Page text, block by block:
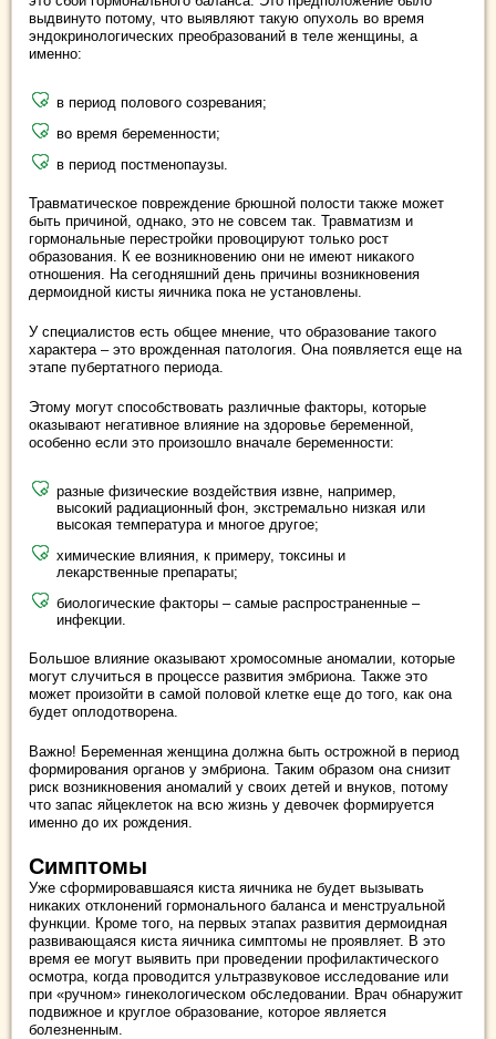
выдвинуто потому, что выявляют такую опухоль во время
эндокринологических преобразований в теле женщины, а
именно:
в период полового созревания;
во время беременности;
в период постменопаузы.
Травматическое повреждение брюшной полости также может
быть причиной, однако, это не совсем так. Травматизм и
гормональные перестройки провоцируют только рост
образования. К ее возникновению они не имеют никакого
отношения. На сегодняшний день причины возникновения
дермоидной кисты яичника пока не установлены.
У специалистов есть общее мнение, что образование такого
характера ‒ это врожденная патология. Она появляется еще на
этапе пубертатного периода.
Этому могут способствовать различные факторы, которые
оказывают негативное влияние на здоровье беременной,
особенно если это произошло вначале беременности:
разные физические воздействия извне, например,
высокий радиационный фон, экстремально низкая или
высокая температура и многое другое;
химические влияния, к примеру, токсины и
лекарственные препараты;
биологические факторы – самые распространенные –
инфекции.
Большое влияние оказывают хромосомные аномалии, которые
могут случиться в процессе развития эмбриона. Также это
может произойти в самой половой клетке еще до того, как она
будет оплодотворена.
Важно! Беременная женщина должна быть острожной в период
формирования органов у эмбриона. Таким образом она снизит
риск возникновения аномалий у своих детей и внуков, потому
что запас яйцеклеток на всю жизнь у девочек формируется
именно до их рождения.
Симптомы
Уже сформировавшаяся киста яичника не будет вызывать
никаких отклонений гормонального баланса и менструальной
функции. Кроме того, на первых этапах развития дермоидная
развивающаяся киста яичника симптомы не проявляет. В это
время ее могут выявить при проведении профилактического
осмотра, когда проводится ультразвуковое исследование или
при «ручном» гинекологическом обследовании. Врач обнаружит
подвижное и круглое образование, которое является
болезненным.